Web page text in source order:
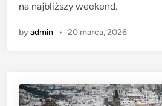
na najbliższy weekend.
byadmin • 20 marca, 2026